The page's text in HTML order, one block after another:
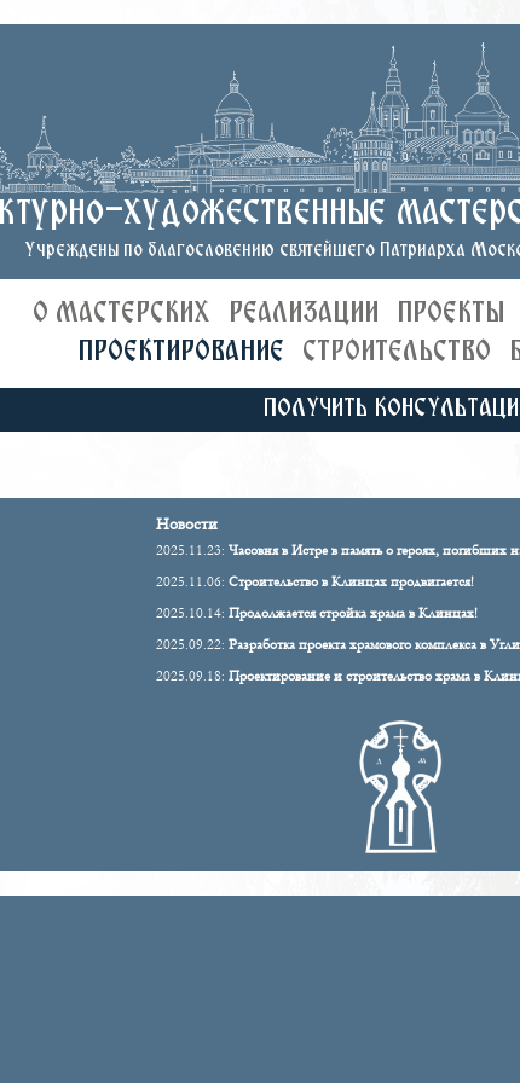
художественные
Учреждены по благословению святейшего Патриарха
О МАСТЕРСКИХ РЕАЛИЗАЦИИ ПРОЕКТЫ
ПРОЕКТИРОВАНИЕ
СТРОИТЕЛЬСТВО
ПОЛУЧИТЬ
Новости
2025.11.23:Часовня в Истре в память о героях, погибших
2025.11.06:Строительство в Клинцах продвигается!
2025.10.14:Продолжается стройка храма в Клинцах!
2025.09.22:Разработка проекта храмового комплекса в
2025.09.18:Проектирование и строительство храма в